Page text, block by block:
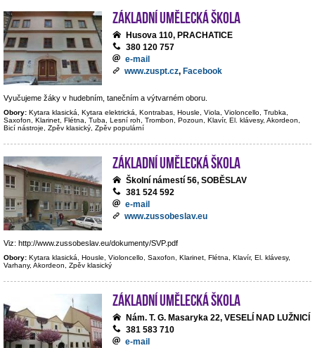
Základní umělecká škola
Husova 110, PRACHATICE
380 120 757
e-mail
www.zuspt.cz, Facebook
Vyučujeme žáky v hudebním, tanečním a výtvarném oboru.
Obory: Kytara klasická, Kytara elektrická, Kontrabas, Housle, Viola, Violoncello, Trubka,
Saxofon, Klarinet, Flétna, Tuba, Lesní roh, Trombon, Pozoun, Klavír, El. klávesy, Akordeon,
Bicí nástroje, Zpěv klasický, Zpěv populární
Základní umělecká škola
Školní námestí 56, SOBĚSLAV
381 524 592
e-mail
www.zussobeslav.eu
Viz: http://www.zussobeslav.eu/dokumenty/SVP.pdf
Obory: Kytara klasická, Housle, Violoncello, Saxofon, Klarinet, Flétna, Klavír, El. klávesy,
Varhany, Akordeon, Zpěv klasický
Základní umělecká škola
Nám. T. G. Masaryka 22, VESELÍ NAD LUŽNICÍ
381 583 710
e-mail